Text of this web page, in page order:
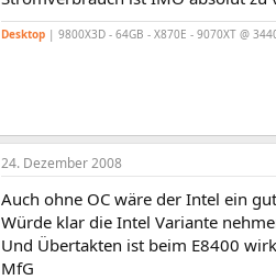
Desktop | 9800X3D - 64GB - X870E - 9070XT @
24. Dezember 2008
Auch ohne OC wäre der Intel ein
Würde klar die Intel Variante
Und Übertakten ist beim E8400
MfG